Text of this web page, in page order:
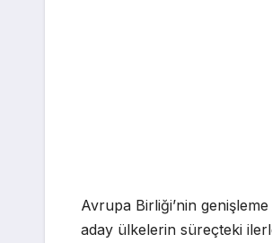
Avrupa Birliği’nin
aday ülkelerin süreçteki